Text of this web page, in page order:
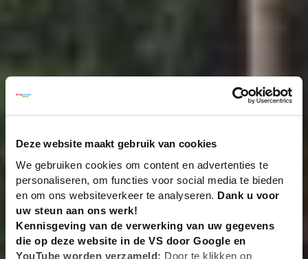
Deze website maakt gebruik van cookies
We gebruiken cookies om content en advertenties te
personaliseren, om functies voor social media te bieden
en om ons websiteverkeer te analyseren. Dank u voor
uw steun aan ons werk!
Kennisgeving van de verwerking van uw gegevens
die op deze website in de VS door Google en
YouTube worden verzameld: Door te klikken op